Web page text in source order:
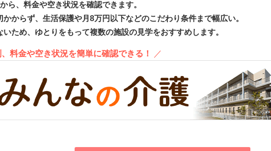
ら、料金や空き状況を確認できます。
からず、生活保護や月8万円以下などのこだわり条件まで幅広い。
ため、ゆとりをもって複数の施設の見学をおすすめします。
料金や空き状況を簡単に確認できる！ ／